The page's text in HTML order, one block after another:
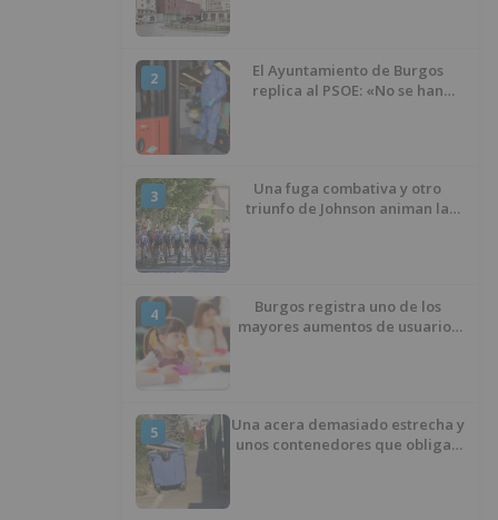
2
El Ayuntamiento de Burgos
replica al PSOE: «No se han
3
Una fuga combativa y otro
triunfo de Johnson animan la
4
Burgos registra uno de los
mayores aumentos de usuarios
5
Una acera demasiado estrecha y
unos contenedores que obligan